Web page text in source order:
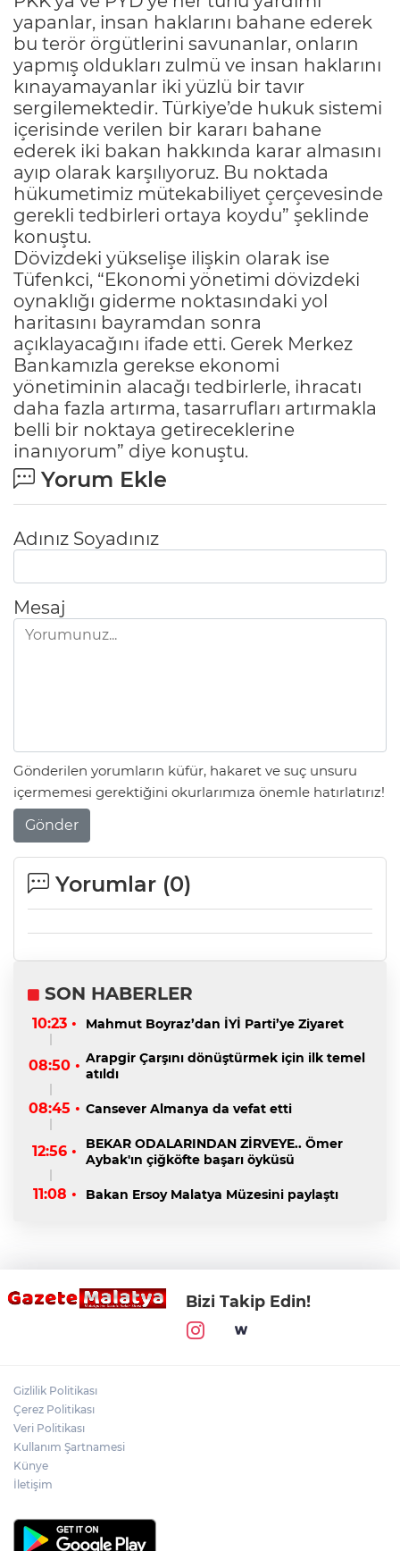
yapanlar, insan haklarını bahane ederek
bu terör örgütlerini savunanlar, onların
yapmış oldukları zulmü ve insan haklarını
kınayamayanlar iki yüzlü bir tavır
sergilemektedir. Türkiye’de hukuk sistemi
içerisinde verilen bir kararı bahane
ederek iki bakan hakkında karar almasını
ayıp olarak karşılıyoruz. Bu noktada
hükumetimiz mütekabiliyet çerçevesinde
gerekli tedbirleri ortaya koydu” şeklinde
konuştu.
Dövizdeki yükselişe ilişkin olarak ise
Tüfenkci, “Ekonomi yönetimi dövizdeki
oynaklığı giderme noktasındaki yol
haritasını bayramdan sonra
açıklayacağını ifade etti. Gerek Merkez
Bankamızla gerekse ekonomi
yönetiminin alacağı tedbirlerle, ihracatı
daha fazla artırma, tasarrufları artırmakla
belli bir noktaya getireceklerine
inanıyorum” diye konuştu.
Yorum Ekle
Adınız Soyadınız
Mesaj
Gönderilen yorumların küfür, hakaret ve suç unsuru
içermemesi gerektiğini okurlarımıza önemle hatırlatırız!
Gönder
Yorumlar (0)
SON HABERLER
10:23 • Mahmut Boyraz’dan İYİ Parti’ye Ziyaret
08:50 • Arapgir Çarşını dönüştürmek için ilk temel
atıldı
08:45 • Cansever Almanya da vefat etti
12:56 •
BEKAR ODALARINDAN ZİRVEYE.. Ömer
Aybak'ın çiğköfte başarı öyküsü
11:08 • Bakan Ersoy Malatya Müzesini paylaştı
Bizi Takip Edin!
Gizlilik Politikası
Çerez Politikası
Veri Politikası
Kullanım Şartnamesi
Künye
İletişim